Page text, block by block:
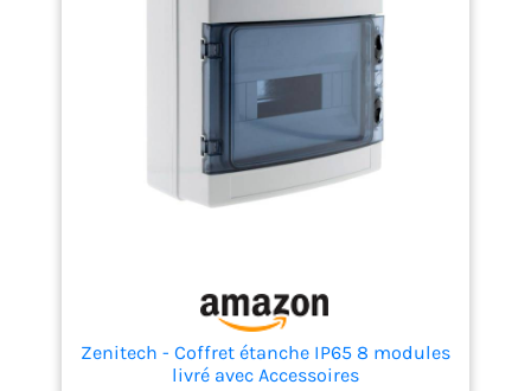
testé en usine par Schneider Electric pour garantir
une installation sécurisée et durable
Zenitech - Coffret étanche IP65 8 modules
livré avec Accessoires